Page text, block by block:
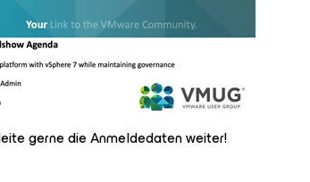
gerne die Anmeldedaten weiter!